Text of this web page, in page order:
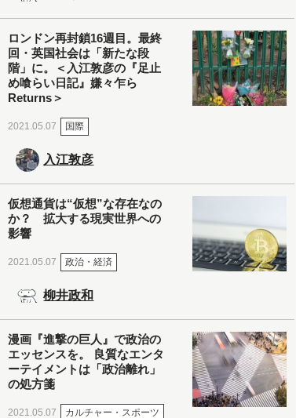
ロンドン再封鎖16週目。最終
回・英国社会は「新たな段
階」に。＜入江敦彦の『足止
め喰らい日記』嫌々乍ら
Returns＞
2021.05.07 国際
入江敦彦
仮想通貨は“仮想”な存在なの
か？ 拡大する現実世界への
影響
2021.05.07 政治・経済
柳井政和
漫画『進撃の巨人』で政治の
エッセンスを。 良質なエンタ
ーテイメントは「政治離れ」
の処方箋
2021.05.07 カルチャー・スポーツ